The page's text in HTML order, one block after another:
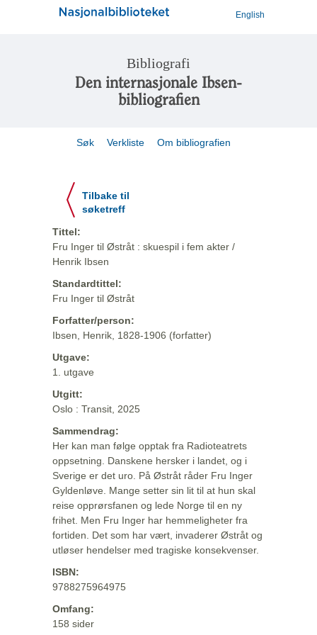
English
Bibliografi
Den internasjonale Ibsen-
bibliografien
Søk Verkliste Om bibliografien
Tilbake til
søketreff
Tittel:
Fru Inger til Østråt : skuespil i fem akter /
Henrik Ibsen
Standardtittel:
Fru Inger til Østråt
Forfatter/person:
Ibsen, Henrik, 1828-1906 (forfatter)
Utgave:
1. utgave
Utgitt:
Oslo : Transit, 2025
Sammendrag:
Her kan man følge opptak fra Radioteatrets
oppsetning. Danskene hersker i landet, og i
Sverige er det uro. På Østråt råder Fru Inger
Gyldenløve. Mange setter sin lit til at hun skal
reise opprørsfanen og lede Norge til en ny
frihet. Men Fru Inger har hemmeligheter fra
fortiden. Det som har vært, invaderer Østråt og
utløser hendelser med tragiske konsekvenser.
ISBN:
9788275964975
Omfang:
158 sider